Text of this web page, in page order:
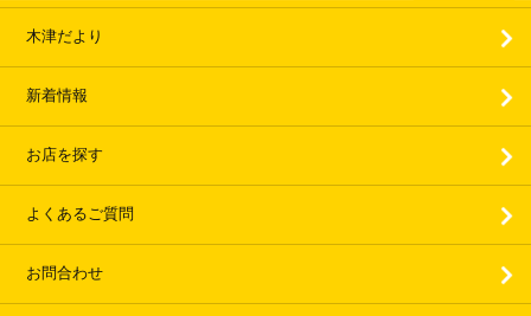
木津だより
新着情報
お店を探す
よくあるご質問
お問合わせ